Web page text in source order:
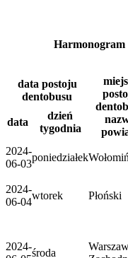
Harmonogram
data postoju
dentobusu
data
dzień
tygodnia
2024-
06-03
poniedziałek
2024-
06-04
wtorek Płoński
2024-
środa